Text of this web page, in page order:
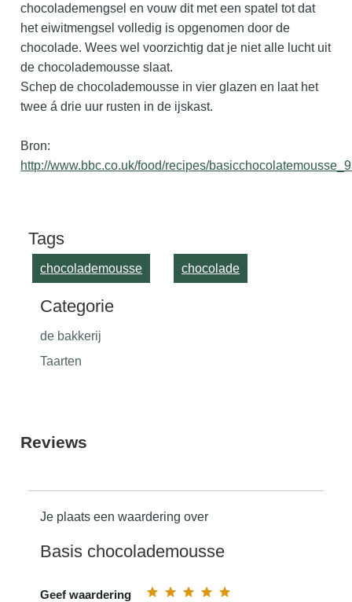
chocolademengsel en vouw dit met een spatel tot dat
het eiwitmengsel volledig is opgenomen door de
chocolade. Wees wel voorzichtig dat je niet alle lucht uit
de chocolademousse slaat.
Schep de chocolademousse in vier glazen en laat het
twee á drie uur rusten in de ijskast.
Bron:
http://www.bbc.co.uk/food/recipes/
Tags
chocolademousse chocolade
Categorie
de bakkerij
Taarten
Reviews
Je plaats een waardering over
Basis chocolademousse
Geef waardering